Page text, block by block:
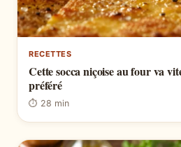
RECETTES
Cette socca niçoise au four va
préféré
⏱ 28 min